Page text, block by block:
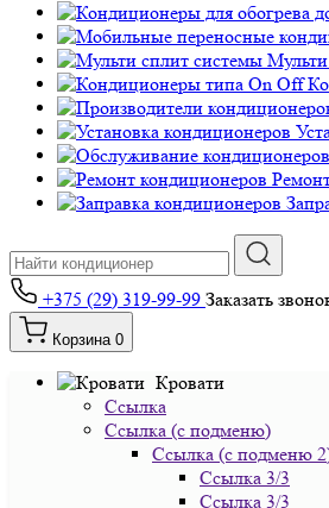
+375 (29) 319-99-99 Заказать
Корзина 0
Кровати
Ссылка
Ссылка (с подменю)
Ссылка (с подменю
Ссылка 3/3
Ссылка 3/3